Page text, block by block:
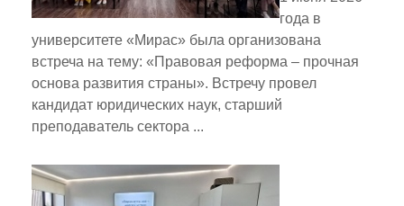
года в
университете «Мирас» была организована
встреча на тему: «Правовая реформа – прочная
основа развития страны». Встречу провел
кандидат юридических наук, старший
преподаватель сектора ...